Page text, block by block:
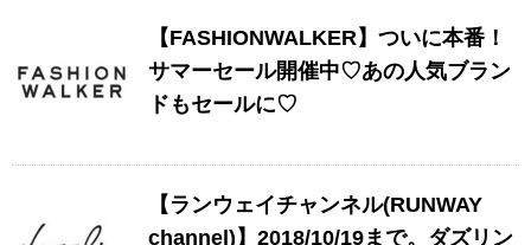
【FASHIONWALKER】ついに本番！
サマーセール開催中♡あの人気ブラン
ドもセールに♡
【ランウェイチャンネル(RUNWAY
channel)】2018/10/19まで。ダズリン